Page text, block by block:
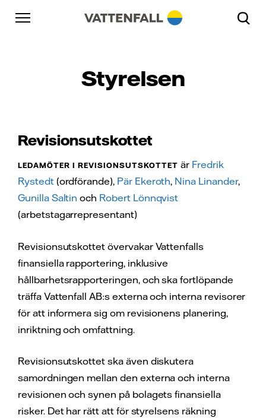
Skip to content
Gå till huvudnavigeringen
Gå till sidfoten
Styrelsen
Revisionsutskottet
LEDAMÖTER I REVISIONSUTSKOTTET är Fredrik
Rystedt(ordförande), Pär Ekeroth, Nina Linander,
Gunilla Saltin och Robert Lönnqvist
(arbetstagarrepresentant)
Revisionsutskottet övervakar Vattenfalls
finansiella rapportering, inklusive
hållbarhetsrapporteringen, och ska fortlöpande
träffa Vattenfall AB:s externa och interna revisorer
för att informera sig om revisionens planering,
inriktning och omfattning.
Revisionsutskottet ska även diskutera
samordningen mellan den externa och interna
revisionen och synen på bolagets finansiella
risker. Det har rätt att för styrelsens räkning
Gå till huvudnavigeringen